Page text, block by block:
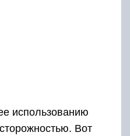
использованию
Вот